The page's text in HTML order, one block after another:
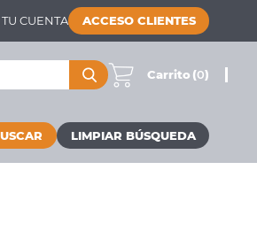
CUENTA ACCESO CLIENTES
Carrito (0)